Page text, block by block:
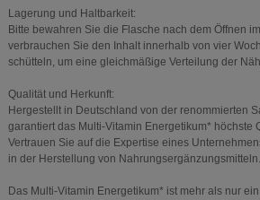
Lagerung und Haltbarkeit:
Bitte bewahren Sie die Flasche nach dem Öffnen
verbrauchen Sie den Inhalt innerhalb von vier
schütteln, um eine gleichmäßige Verteilung der
Qualität und Herkunft:
Hergestellt in Deutschland von der renommierten
garantiert das Multi-Vitamin Energetikum* höchste
Vertrauen Sie auf die Expertise eines
in der Herstellung von Nahrungsergänzungsmitteln.
Das Multi-Vitamin Energetikum* ist mehr als nur